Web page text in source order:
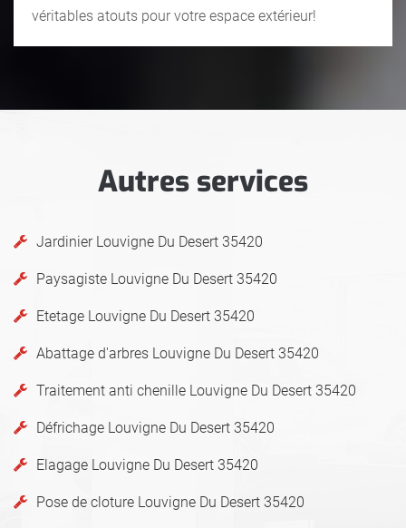
véritables atouts pour votre espace extérieur!
Autres services
Jardinier Louvigne Du Desert 35420
Paysagiste Louvigne Du Desert 35420
Etetage Louvigne Du Desert 35420
Abattage d'arbres Louvigne Du Desert 35420
Traitement anti chenille Louvigne Du Desert 35420
Défrichage Louvigne Du Desert 35420
Elagage Louvigne Du Desert 35420
Pose de cloture Louvigne Du Desert 35420